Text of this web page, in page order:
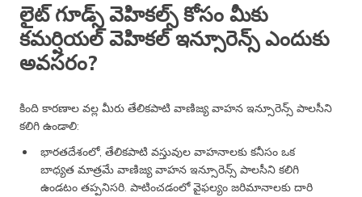
లైట్ గూడ్స్ వెహికల్స్ కోసం మీకు
కమర్షియల్ వెహికల్ ఇన్సూరెన్స్ ఎందుకు
అవసరం?
కింది కారణాల వల్ల మీరు తేలికపాటి వాణిజ్య వాహన ఇన్సూరెన్స్ పాలసీని
కలిగి ఉండాలి:
భారతదేశంలో, తేలికపాటి వస్తువుల వాహనాలకు కనీసం ఒక
బాధ్యత మాత్రమే వాణిజ్య వాహన ఇన్సూరెన్స్ పాలసీని కలిగి
ఉండటం తప్పనిసరి. పాటించడంలో వైఫల్యం జరిమానాలకు దారి